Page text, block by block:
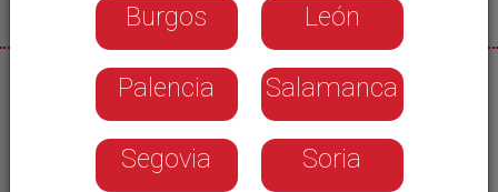
11/09/2025
Burgos León
Palencia Salamanca
Segovia Soria